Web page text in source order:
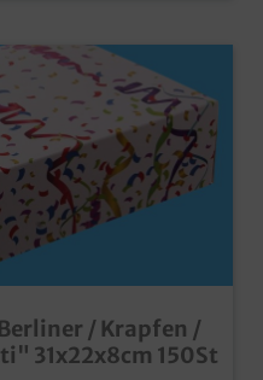
/ Krapfen /
31x22x8cm 150St